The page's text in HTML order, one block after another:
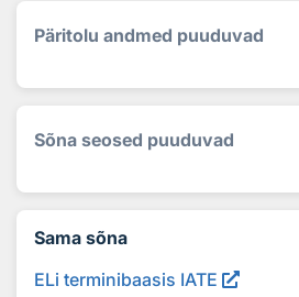
Päritolu andmed puuduvad
Sõna seosed puuduvad
Sama sõna
ELi terminibaasis IATE